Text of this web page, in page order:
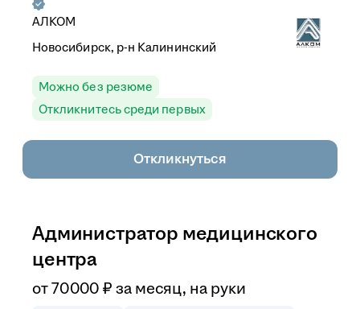
АЛКОМ
Новосибирск, р-н Калининский
Можно без резюме
Откликнитесь среди первых
Откликнуться
Администратор медицинского
центра
от70 000 ₽ за месяц, на руки